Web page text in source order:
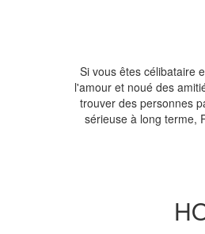
Si vous êtes célibataire
l'amour et noué des
trouver des personnes
sérieuse à long terme,